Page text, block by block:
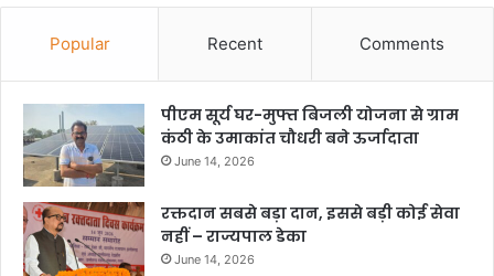
Popular Recent Comments
पीएम सूर्य घर-मुफ्त बिजली योजना से ग्राम
कंठी के उमाकांत चौधरी बने ऊर्जादाता
June 14, 2026
रक्तदान सबसे बड़ा दान, इससे बड़ी कोई सेवा
नहीं – राज्यपाल डेका
June 14, 2026